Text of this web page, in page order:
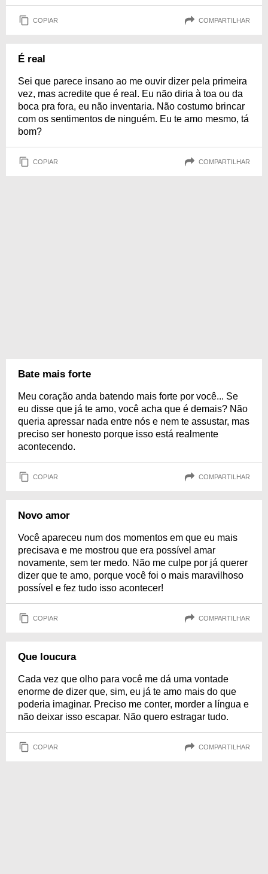
COPIAR COMPARTILHAR
É real
Sei que parece insano ao me ouvir dizer pela primeira
vez, mas acredite que é real. Eu não diria à toa ou da
boca pra fora, eu não inventaria. Não costumo brincar
com os sentimentos de ninguém. Eu te amo mesmo, tá
bom?
COPIAR COMPARTILHAR
Bate mais forte
Meu coração anda batendo mais forte por você... Se
eu disse que já te amo, você acha que é demais? Não
queria apressar nada entre nós e nem te assustar, mas
preciso ser honesto porque isso está realmente
acontecendo.
COPIAR COMPARTILHAR
Novo amor
Você apareceu num dos momentos em que eu mais
precisava e me mostrou que era possível amar
novamente, sem ter medo. Não me culpe por já querer
dizer que te amo, porque você foi o mais maravilhoso
possível e fez tudo isso acontecer!
COPIAR COMPARTILHAR
Que loucura
Cada vez que olho para você me dá uma vontade
enorme de dizer que, sim, eu já te amo mais do que
poderia imaginar. Preciso me conter, morder a língua e
não deixar isso escapar. Não quero estragar tudo.
COPIAR COMPARTILHAR